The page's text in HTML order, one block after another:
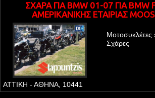
ΣΧΑΡΑ ΓΙΑ BMW 01-07 ΓΙΑ BMW
ΑΜΕΡΙΚΑΝΙΚΗΣ ΕΤΑΙΡΙΑΣ
Σχάρες
ΑΤΤΙΚΗ - ΑΘΗΝΑ, 10441